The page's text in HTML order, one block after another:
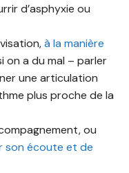
d’asphyxie ou
à la manière
on a du mal – parler
une articulation
plus proche de la
ou
son écoute et de